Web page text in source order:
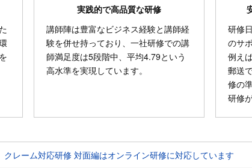
実践的で高品質な研修
講師陣は豊富なビジネス経験と講師経
験を併せ持っており、一社研修での講
師満足度は5段階中、平均4.79という
高水準を実現しています。
研修
のサ
例え
郵送
修の
研修
クレーム対応研修 対面編はオンライン研修に対応しています